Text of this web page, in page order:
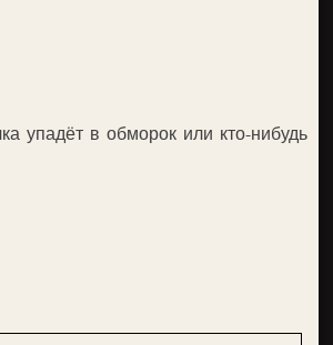
упадёт в обморок или кто-нибудь